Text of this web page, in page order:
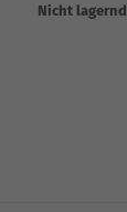
Nicht lagernd